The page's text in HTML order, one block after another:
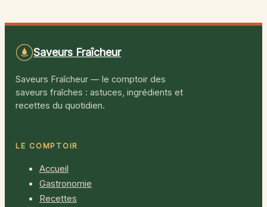
Saveurs Fraîcheur
Saveurs Fraîcheur — le comptoir des
saveurs fraîches : astuces, ingrédients et
recettes du quotidien.
LE COMPTOIR
Accueil
Gastronomie
Recettes